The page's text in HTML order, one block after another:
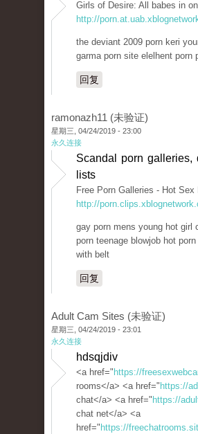
Girls of Desire: All babes in
http://
the deviant 2009 porn keri
garma porn site elelhent porn
回复
ramonazh11 (未验证)
星期三, 04/24/2019 - 23:00
永久连接
Scandal porn galleries,
lists
Free Porn Galleries - Hot Sex
http://
gay porn mens young hot girl
porn teenage blowjob hot
with belt
回复
Adult Cam Sites (未验证)
星期三, 04/24/2019 - 23:01
永久连接
hdsqjdiv
<a href=" https://
rooms</a> <a href=" https://
chat</a> <a href=" https://
chat net</a> <a
href=" https://